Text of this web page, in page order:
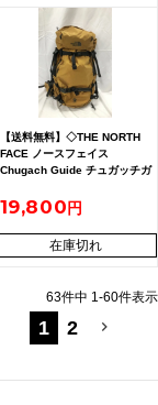
【送料無料】◇THE NORTH
FACE ノースフェイス
Chugach Guide チュガッチガ
ータン
19,800
在庫切れ
63件中 1-60件表示
1 2